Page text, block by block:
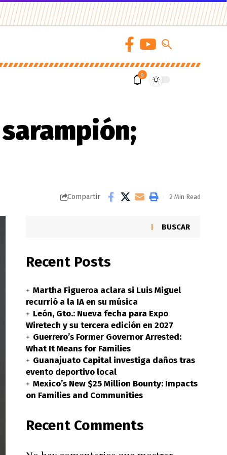
9
Compartir 2 Min Read
BUSCAR
Recent Posts
Martha Figueroa aclara si Luis Miguel
recurrió a la IA en su música
León, Gto.: Nueva fecha para Expo
Wiretech y su tercera edición en 2027
Guerrero’s Former Governor Arrested:
What It Means for Families
Guanajuato Capital investiga daños tras
evento deportivo local
Mexico’s New $25 Million Bounty: Impacts
on Families and Communities
Recent Comments